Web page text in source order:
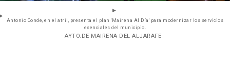
Antonio Conde, en el atril, presenta el plan 'Mairena Al Día' para modernizar los servicios
esenciales del municipio.
- AYTO.DE MAIRENA DEL ALJARAFE